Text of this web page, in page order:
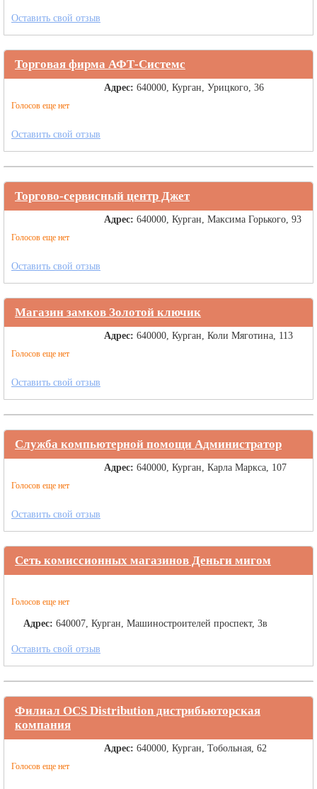
Оставить свой отзыв
Торговая фирма АФТ-Системс
Голосов еще нет
Адрес: 640000, Курган, Урицкого, 36
Оставить свой отзыв
Торгово-сервисный центр Джет
Голосов еще нет
Адрес: 640000, Курган, Максима Горького, 93
Оставить свой отзыв
Магазин замков Золотой ключик
Голосов еще нет
Адрес: 640000, Курган, Коли Мяготина, 113
Оставить свой отзыв
Служба компьютерной помощи Администратор
Голосов еще нет
Адрес: 640000, Курган, Карла Маркса, 107
Оставить свой отзыв
Сеть комиссионных магазинов Деньги мигом
Голосов еще нет
Адрес: 640007, Курган, Машиностроителей проспект, 3в
Оставить свой отзыв
Филиал OCS Distribution дистрибьюторская
компания
Голосов еще нет
Адрес: 640000, Курган, Тобольная, 62